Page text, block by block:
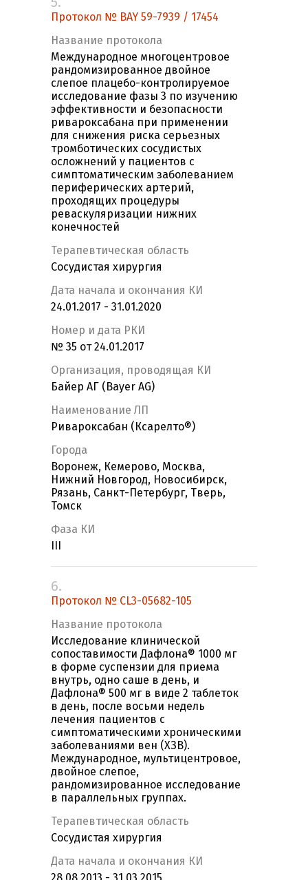
Протокол № BAY 59-7939 / 17454
Название протокола
Международное многоцентровое
рандомизированное двойное
слепое плацебо-контролируемое
исследование фазы 3 по изучению
эффективности и безопасности
ривароксабана при применении
для снижения риска серьезных
тромботических сосудистых
осложнений у пациентов с
симптоматическим заболеванием
периферических артерий,
проходящих процедуры
реваскуляризации нижних
конечностей
Терапевтическая область
Сосудистая хирургия
Дата начала и окончания КИ
24.01.2017 - 31.01.2020
Номер и дата РКИ
№ 35 от 24.01.2017
Организация, проводящая КИ
Байер АГ (Bayer AG)
Наименование ЛП
Ривароксабан (Ксарелто®)
Города
Воронеж, Кемерово, Москва,
Нижний Новгород, Новосибирск,
Рязань, Санкт-Петербург, Тверь,
Томск
Фаза КИ
6.
Протокол № CL3-05682-105
Название протокола
Исследование клинической
сопоставимости Дафлона® 1000 мг
в форме суспензии для приема
внутрь, одно саше в день, и
Дафлона® 500 мг в виде 2 таблеток
в день, после восьми недель
лечения пациентов с
симптоматическими хроническими
заболеваниями вен (ХЗВ).
Международное, мультицентровое,
двойное слепое,
рандомизированное исследование
в параллельных группах.
Терапевтическая область
Сосудистая хирургия
Дата начала и окончания КИ